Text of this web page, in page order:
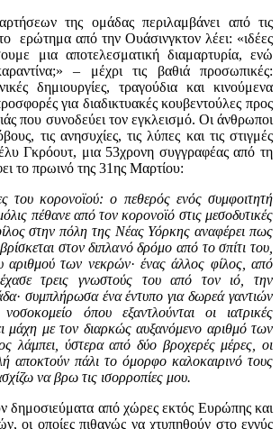
της ομάδας περιλαμβάνει από τις
ερώτημα από την Ουάσινγκτον λέει: «ιδέες
μια αποτελεσματική διαμαρτυρία, ενώ
– μέχρι τις βαθιά προσωπικές:
δημιουργίες, τραγούδια και κινούμενα
για διαδικτυακές κουβεντούλες προς
που συνοδεύει τον εγκλεισμό. Οι άνθρωποι
τις ανησυχίες, τις λύπες και τις στιγμές
Γκρόουτ, μια 53χρονη συγγραφέας από τη
το πρωινό της 31ης Μαρτίου:
του κορονοϊού: ο πεθερός ενός συμφοιτητή
πέθανε από τον κορονοϊό στις μεσοδυτικές
στην πόλη της Νέας Υόρκης αναφέρει πως
στον διπλανό δρόμο από το σπίτι του,
αριθμού των νεκρών· ένας άλλος φίλος, από
τρεις γνωστούς του από τον ιό, την
· συμπλήρωσα ένα έντυπο για δωρεά γαντιών
όπου εξαντλούνται οι ιατρικές
μάχη με τον διαρκώς αυξανόμενο αριθμό των
λάμπει, ύστερα από δύο βροχερές μέρες, οι
αποκτούν πάλι το όμορφο καλοκαιρινό τους
να βρω τις ισορροπίες μου.
δημοσιεύματα από χώρες εκτός Ευρώπης και
οι οποίες πιθανώς να χτυπηθούν στο εγγύς